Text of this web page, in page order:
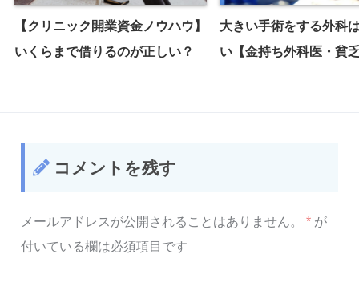
【クリニック開業資金ノウハウ】
いくらまで借りるのが正しい？
大きい手術をする外科
い【金持ち外科医・貧
コメントを残す
メールアドレスが公開されることはありません。 *が
付いている欄は必須項目です